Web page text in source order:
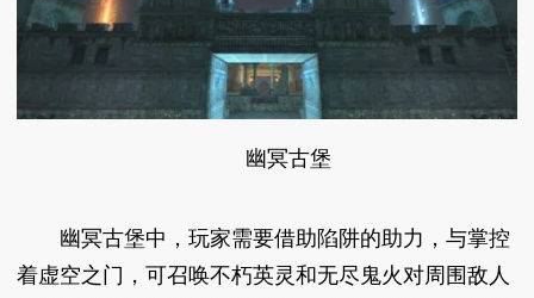
幽冥古堡
幽冥古堡中，玩家需要借助陷阱的助力，与掌控
着虚空之门，可召唤不朽英灵和无尽鬼火对周围敌人